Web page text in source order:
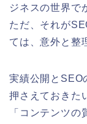
ジネスの世界で
ただ、それが
ては、意外と整
実績公開とSEO
押さえておきた
「コンテンツの